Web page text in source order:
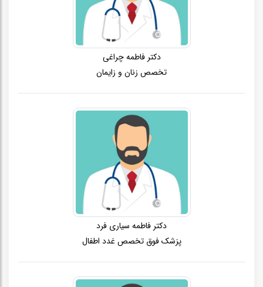
دکتر فاطمه چراغی
تخصص زنان و زایمان
دکتر فاطمه سیاری فرد
پزشک فوق تخصص غدد اطفال